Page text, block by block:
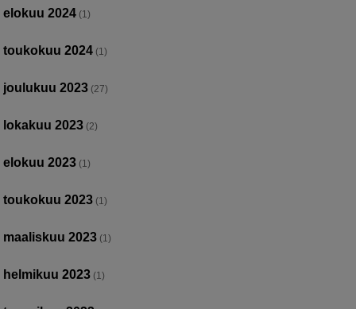
elokuu 2024 (1)
toukokuu 2024 (1)
joulukuu 2023 (27)
lokakuu 2023 (2)
elokuu 2023 (1)
toukokuu 2023 (1)
maaliskuu 2023 (1)
helmikuu 2023 (1)